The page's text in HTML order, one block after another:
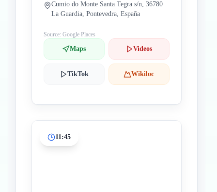
Cumio do Monte Santa Tegra s/n, 36780
La Guardia, Pontevedra, España
Source: Google Places
Maps Videos
TikTok Wikiloc
11:45